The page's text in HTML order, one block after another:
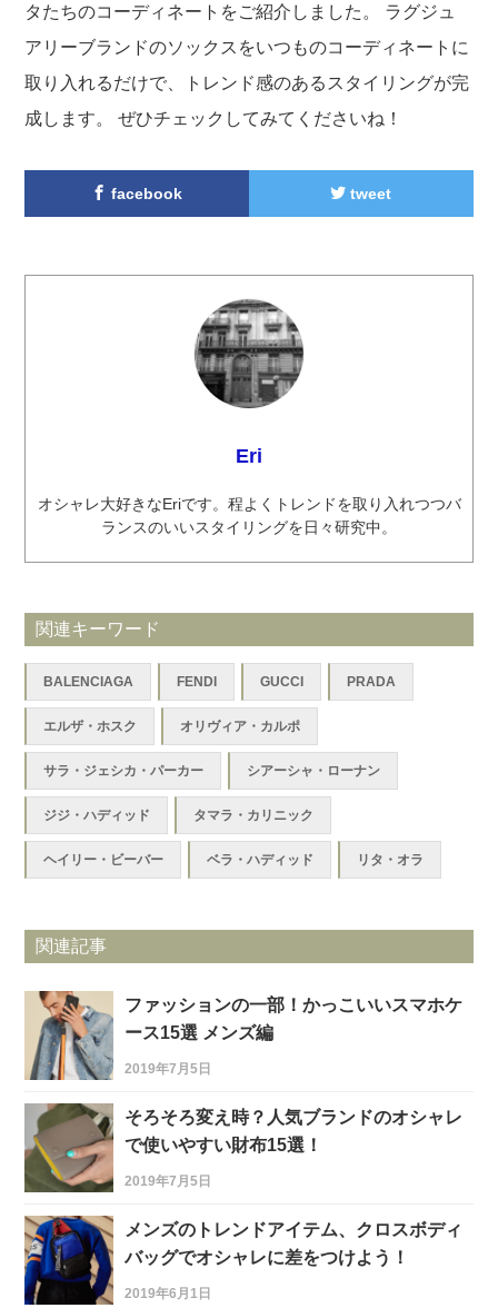
タたちのコーディネートをご紹介しました。 ラグジュ
アリーブランドのソックスをいつものコーディネートに
取り入れるだけで、トレンド感のあるスタイリングが完
成します。 ぜひチェックしてみてくださいね！
facebook tweet
Eri
オシャレ大好きなEriです。程よくトレンドを取り入れつつバ
ランスのいいスタイリングを日々研究中。
関連キーワード
BALENCIAGA FENDI GUCCI PRADA
エルザ・ホスク オリヴィア・カルポ
サラ・ジェシカ・パーカー シアーシャ・ローナン
ジジ・ハディッド タマラ・カリニック
ヘイリー・ビーバー ベラ・ハディッド リタ・オラ
関連記事
ファッションの一部！かっこいいスマホケ
ース15選 メンズ編
2019年7月5日
そろそろ変え時？人気ブランドのオシャレ
で使いやすい財布15選！
2019年7月5日
メンズのトレンドアイテム、クロスボディ
バッグでオシャレに差をつけよう！
2019年6月1日